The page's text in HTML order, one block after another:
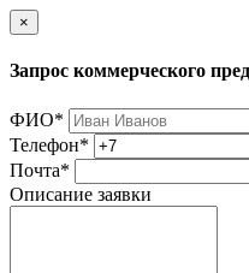
×
Запрос коммерческого
ФИО*
Телефон*
Почта*
Описание заявки